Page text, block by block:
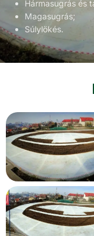
Hármasugrás és
Magasugrás;
Súlylökés.